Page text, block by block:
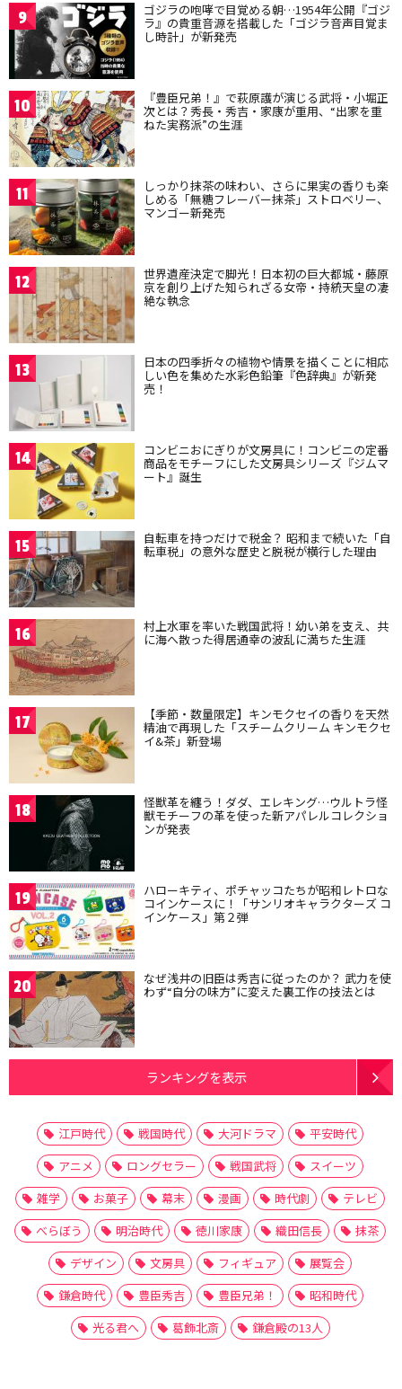
9 ゴジラの咆哮で目覚める朝…1954年公開『ゴジ
ラ』の貴重音源を搭載した「ゴジラ音声目覚ま
し時計」が新発売
10 『豊臣兄弟！』で萩原護が演じる武将・小堀正
次とは？秀長・秀吉・家康が重用、“出家を重
ねた実務派”の生涯
11 しっかり抹茶の味わい、さらに果実の香りも楽
しめる「無糖フレーバー抹茶」ストロベリー、
マンゴー新発売
12 世界遺産決定で脚光！日本初の巨大都城・藤原
京を創り上げた知られざる女帝・持統天皇の凄
絶な執念
13 日本の四季折々の植物や情景を描くことに相応
しい色を集めた水彩色鉛筆『色辞典』が新発
売！
14 コンビニおにぎりが文房具に！コンビニの定番
商品をモチーフにした文房具シリーズ『ジムマ
ート』誕生
15 自転車を持つだけで税金？ 昭和まで続いた「自
転車税」の意外な歴史と脱税が横行した理由
16 村上水軍を率いた戦国武将！幼い弟を支え、共
に海へ散った得居通幸の波乱に満ちた生涯
17 【季節・数量限定】キンモクセイの香りを天然
精油で再現した「スチームクリーム キンモクセ
イ&茶」新登場
18 怪獣革を纏う！ダダ、エレキング…ウルトラ怪
獣モチーフの革を使った新アパレルコレクショ
ンが発表
19 ハローキティ、ポチャッコたちが昭和レトロな
コインケースに！「サンリオキャラクターズ コ
インケース」第２弾
20 なぜ浅井の旧臣は秀吉に従ったのか？ 武力を使
わず“自分の味方”に変えた裏工作の技法とは
ランキングを表示
江戸時代 戦国時代 大河ドラマ
平安時代
アニメ
ロングセラー 戦国武将
スイーツ
雑学
お菓子 幕末 漫画 時代劇
テレビ
べらぼう
明治時代 徳川家康 織田信長
抹茶
デザイン
文房具 フィギュア
展覧会
鎌倉時代
豊臣秀吉 豊臣兄弟！
昭和時代
光る君へ
葛飾北斎 鎌倉殿の13人